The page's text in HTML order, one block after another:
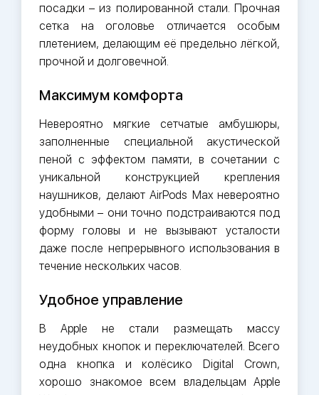
посадки – из полированной стали. Прочная
сетка на оголовье отличается особым
плетением, делающим её предельно лёгкой,
прочной и долговечной.
Максимум комфорта
Невероятно мягкие сетчатые амбушюры,
заполненные специальной акустической
пеной с эффектом памяти, в сочетании с
уникальной конструкцией крепления
наушников, делают AirPods Max невероятно
удобными – они точно подстраиваются под
форму головы и не вызывают усталости
даже после непрерывного использования в
течение нескольких часов.
Удобное управление
В Apple не стали размещать массу
неудобных кнопок и переключателей. Всего
одна кнопка и колёсико Digital Crown,
хорошо знакомое всем владельцам Apple